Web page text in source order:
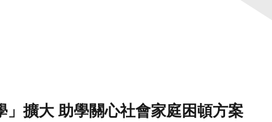
擴大 助學關心社會家庭困頓方案